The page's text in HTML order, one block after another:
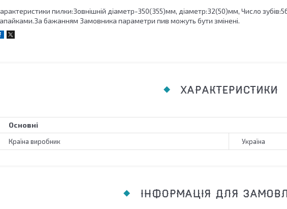
пилки:Зовнішній діаметр-350(355)мм, діаметр:32(50)мм, Число
бажанням Замовника параметри пив можуть бути змінені.
ХАРАКТЕРИСТИКИ
Основні
Країна виробник Україна
ІНФОРМАЦІЯ ДЛЯ